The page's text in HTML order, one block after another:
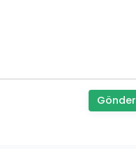
Gönder